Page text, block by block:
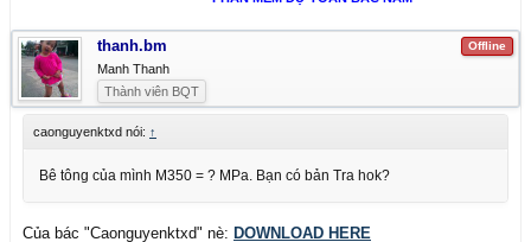
Offline
thanh.bm
Manh Thanh
Thành viên BQT
caonguyenktxd nói: ↑
Bê tông của mình M350 = ? MPa. Bạn có bản Tra hok?
Của bác "Caonguyenktxd" nè: DOWNLOAD HERE